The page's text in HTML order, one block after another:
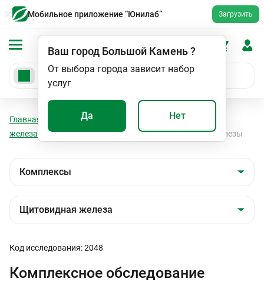
Мобильное приложение “Юнилаб” Загрузить
Ваш город Большой Камень?
От выбора города зависит набор
услуг
Да Нет
Главная Анализы
Щитовидная
железа
Комплексное обследование щитовидной железы
Код исследования: 2048
Комплексное обследование